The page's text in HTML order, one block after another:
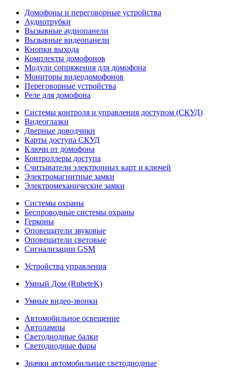
Домофоны и переговорные устройства
Аудиотрубки
Вызывные аудиопанели
Вызывные видеопанели
Кнопки выхода
Комплекты домофонов
Модули сопряжения для домофона
Мониторы видеодомофонов
Переговорные устройства
Реле для домофона
Системы контроля и управления доступом (СКУД)
Видеоглазки
Дверные доводчики
Карты доступа СКУД
Ключи от домофона
Контроллеры доступа
Считыватели электронных карт и ключей
Электромагнитные замки
Электромеханические замки
Системы охраны
Беспроводные системы охраны
Герконы
Оповещатели звуковые
Оповещатели световые
Сигнализации GSM
Устройства управления
Умный Дом (RubeteK)
Умные видео-звонки
Автомобильное освещение
Автолампы
Светодиодные балки
Светодиодные фары
Значки автомобильные светодиодные